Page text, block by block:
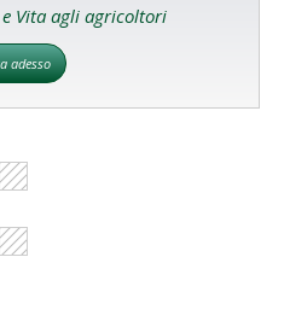
Vita agli agricoltori
adesso